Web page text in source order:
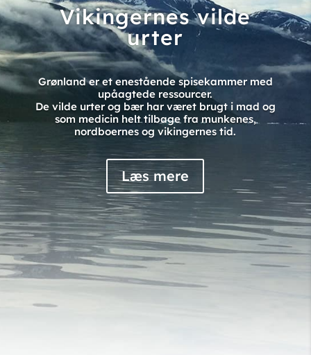
Vikingernes vilde
urter
Grønland er et enestående spisekammer med
upåagtede ressourcer.
De vilde urter og bær har været brugt i mad og
som medicin helt tilbage fra munkenes,
nordboernes og vikingernes tid.
Læs mere